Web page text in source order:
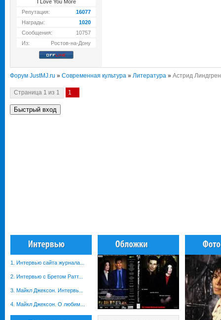
I Love You More
Репутация:
16077
Награды:
1020
Сообщения:
10757
Из:
Ростов-на-Дону
Форум JustMJ.ru » Современная культура » Литература » Астрид
Страница 1 из 1 1
1. Интервью сайта журнала...
2. Интервью с Бретом Ратт...
3. Майкл Джексон. Интервь...
4. Майкл Джексон. О любим...